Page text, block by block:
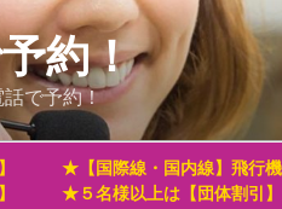
約！
で予約！
★【国際線・国内線】飛行
★５名様以上は【団体割引】